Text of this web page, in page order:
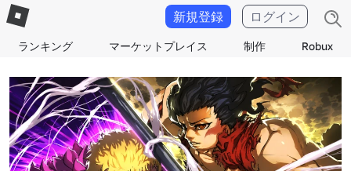
ランキング マーケットプレイス 制作 Robux
新規登録 ログイン